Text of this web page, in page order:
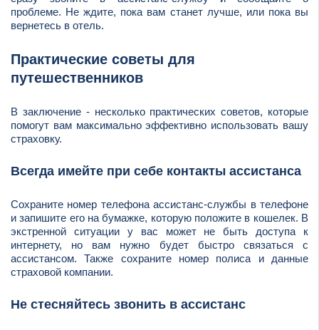
проблеме. Не ждите, пока вам станет лучше, или пока вы
вернетесь в отель.
Практические советы для
путешественников
В заключение - несколько практических советов, которые
помогут вам максимально эффективно использовать вашу
страховку.
Всегда имейте при себе контакты ассистанса
Сохраните номер телефона ассистанс-службы в телефоне
и запишите его на бумажке, которую положите в кошелек. В
экстренной ситуации у вас может не быть доступа к
интернету, но вам нужно будет быстро связаться с
ассистансом. Также сохраните номер полиса и данные
страховой компании.
Не стесняйтесь звонить в ассистанс